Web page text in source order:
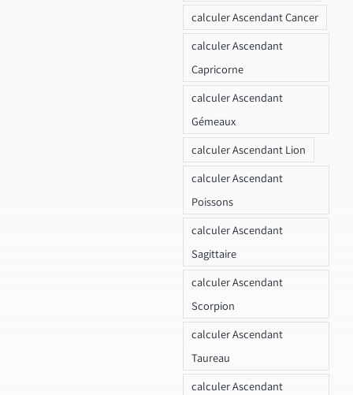
calculer Ascendant Cancer
calculer Ascendant
Capricorne
calculer Ascendant
Gémeaux
calculer Ascendant Lion
calculer Ascendant
Poissons
calculer Ascendant
Sagittaire
calculer Ascendant
Scorpion
calculer Ascendant
Taureau
calculer Ascendant